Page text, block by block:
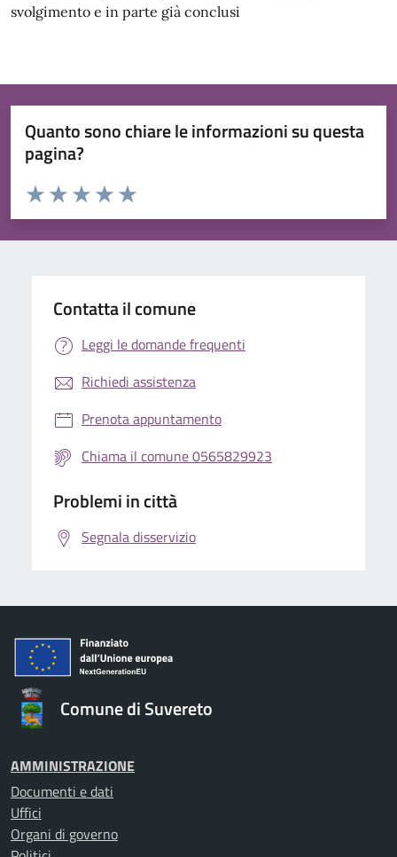
svolgimento e in parte già conclusi
Quanto sono chiare le informazioni su questa
pagina?
Valuta da 1 a 5 stelle la pagina
Valuta 5 stelle su 5
Valuta 4 stelle su 5
Valuta 3 stelle su 5
Valuta 2 stelle su 5
Valuta 1 stelle su 5
Contatta il comune
Leggi le domande frequenti
Richiedi assistenza
Prenota appuntamento
Chiama il comune 0565829923
Problemi in città
Segnala disservizio
Comune di Suvereto
AMMINISTRAZIONE
Documenti e dati
Uffici
Organi di governo